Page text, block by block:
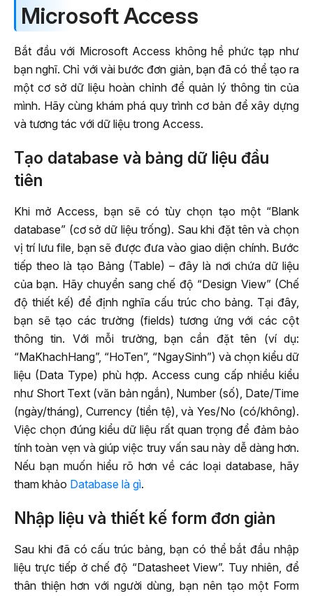
Microsoft Access
Bắt đầu với Microsoft Access không hề phức tạp như
bạn nghĩ. Chỉ với vài bước đơn giản, bạn đã có thể tạo ra
một cơ sở dữ liệu hoàn chỉnh để quản lý thông tin của
mình. Hãy cùng khám phá quy trình cơ bản để xây dựng
và tương tác với dữ liệu trong Access.
Tạo database và bảng dữ liệu đầu
tiên
Khi mở Access, bạn sẽ có tùy chọn tạo một “Blank
database” (cơ sở dữ liệu trống). Sau khi đặt tên và chọn
vị trí lưu file, bạn sẽ được đưa vào giao diện chính. Bước
tiếp theo là tạo Bảng (Table) – đây là nơi chứa dữ liệu
của bạn. Hãy chuyển sang chế độ “Design View” (Chế
độ thiết kế) để định nghĩa cấu trúc cho bảng. Tại đây,
bạn sẽ tạo các trường (fields) tương ứng với các cột
thông tin. Với mỗi trường, bạn cần đặt tên (ví dụ:
“MaKhachHang”, “HoTen”, “NgaySinh”) và chọn kiểu dữ
liệu (Data Type) phù hợp. Access cung cấp nhiều kiểu
như Short Text (văn bản ngắn), Number (số), Date/Time
(ngày/tháng), Currency (tiền tệ), và Yes/No (có/không).
Việc chọn đúng kiểu dữ liệu rất quan trọng để đảm bảo
tính toàn vẹn và giúp việc truy vấn sau này dễ dàng hơn.
Nếu bạn muốn hiểu rõ hơn về các loại database, hãy
tham khảo Database là gì.
Nhập liệu và thiết kế form đơn giản
Sau khi đã có cấu trúc bảng, bạn có thể bắt đầu nhập
liệu trực tiếp ở chế độ “Datasheet View”. Tuy nhiên, để
thân thiện hơn với người dùng, bạn nên tạo một Form